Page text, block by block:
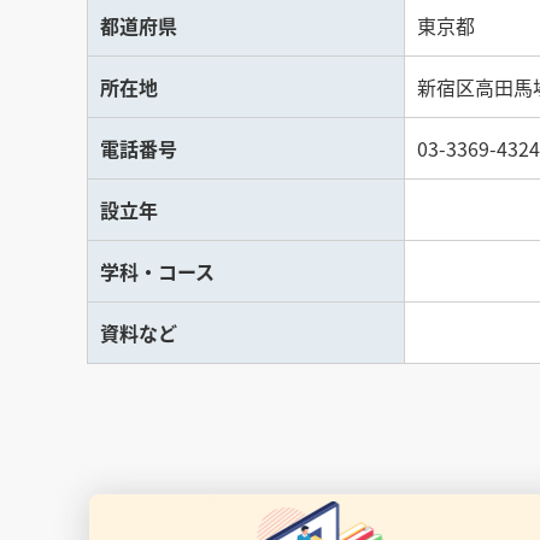
都道府県 東京都
所在地 新宿区高田
電話番号 03-3369-4324
設立年
学科・コース
資料など